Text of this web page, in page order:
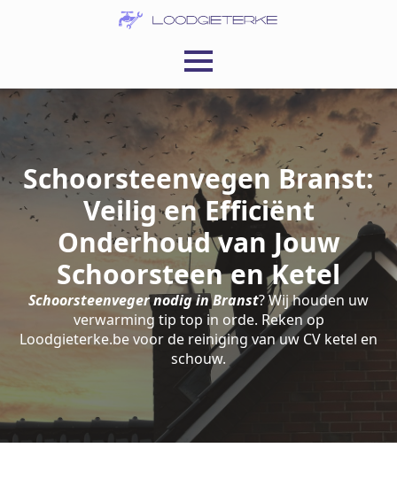
Schoorsteenvegen Branst:
Veilig en Efficiënt
Onderhoud van Jouw
Schoorsteen en Ketel
Schoorsteenveger nodig in Branst? Wij houden uw
verwarming tip top in orde. Reken op
Loodgieterke.be voor de reiniging van uw CV ketel en
schouw.